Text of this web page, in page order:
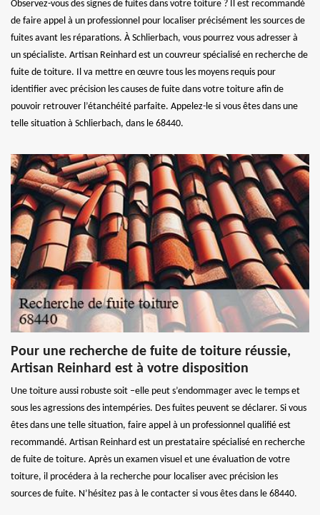
Observez-vous des signes de fuites dans votre toiture ? Il est recommandé
de faire appel à un professionnel pour localiser précisément les sources de
fuites avant les réparations. À Schlierbach, vous pourrez vous adresser à
un spécialiste. Artisan Reinhard est un couvreur spécialisé en recherche de
fuite de toiture. Il va mettre en œuvre tous les moyens requis pour
identifier avec précision les causes de fuite dans votre toiture afin de
pouvoir retrouver l’étanchéité parfaite. Appelez-le si vous êtes dans une
telle situation à Schlierbach, dans le 68440.
Pour une recherche de fuite de toiture réussie,
Artisan Reinhard est à votre disposition
Une toiture aussi robuste soit –elle peut s’endommager avec le temps et
sous les agressions des intempéries. Des fuites peuvent se déclarer. Si vous
êtes dans une telle situation, faire appel à un professionnel qualifié est
recommandé. Artisan Reinhard est un prestataire spécialisé en recherche
de fuite de toiture. Après un examen visuel et une évaluation de votre
toiture, il procédera à la recherche pour localiser avec précision les
sources de fuite. N’hésitez pas à le contacter si vous êtes dans le 68440.